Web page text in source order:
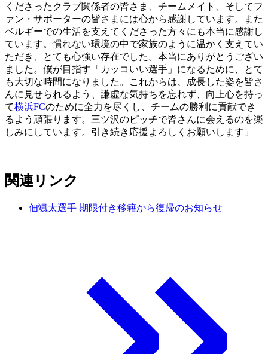
くださったクラブ関係者の皆さま、チームメイト、そしてフ
ァン・サポーターの皆さまには心から感謝しています。また
ベルギーでの生活を支えてくださった方々にも本当に感謝し
ています。慣れない環境の中で家族のように温かく支えてい
ただき、とても心強い存在でした。本当にありがとうござい
ました。僕が目指す「カッコいい選手」になるために、とて
も大切な時間になりました。これからは、成長した姿を皆さ
んに見せられるよう、謙虚な気持ちを忘れず、向上心を持っ
て横浜FCのために全力を尽くし、チームの勝利に貢献でき
るよう頑張ります。三ツ沢のピッチで皆さんに会えるのを楽
しみにしています。引き続き応援よろしくお願いします」
関連リンク
佃颯太選手 期限付き移籍から復帰のお知らせ